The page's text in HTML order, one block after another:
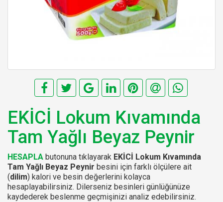
EKİCİ Lokum Kıvamında
Tam Yağlı Beyaz Peynir
HESAPLA butonuna tıklayarak EKİCİ Lokum Kıvamında
Tam Yağlı Beyaz Peynir besini için farklı ölçülere ait
(dilim) kalori ve besin değerlerini kolayca
hesaplayabilirsiniz. Dilerseniz besinleri günlüğünüze
kaydederek beslenme geçmişinizi analiz edebilirsiniz.